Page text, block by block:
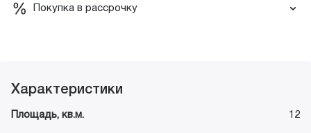
Покупка в рассрочку
Характеристики
Площадь, кв.м. 12